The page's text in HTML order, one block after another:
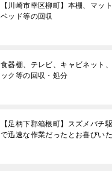
【川崎市幸区柳町】本棚、マッ
ベッド等の回収
食器棚、テレビ、キャビネット
ック等の回収・処分
【足柄下郡箱根町】スズメバチ
で迅速な作業だったとお喜びいた